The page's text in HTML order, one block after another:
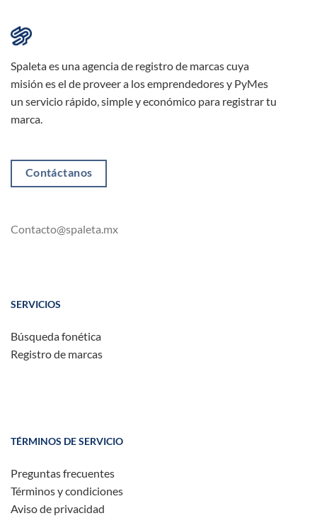
Spaleta es una agencia de registro de marcas cuya
misión es el de proveer a los emprendedores y PyMes
un servicio rápido, simple y económico para registrar tu
marca.
Contáctanos
Contacto@spaleta.mx
SERVICIOS
Búsqueda fonética
Registro de marcas
TÉRMINOS DE SERVICIO
Preguntas frecuentes
Términos y condiciones
Aviso de privacidad